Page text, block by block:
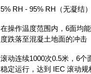
5% RH - 95% RH（无凝结）
在操作温度范围内，6面均
度跌落至混凝土地面的冲击
滚动连续1000次0.5米，6个
稳定运行，达到 IEC 滚动规